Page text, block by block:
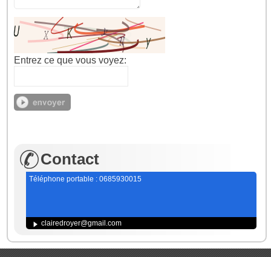
Entrez ce que vous voyez:
Contact
Téléphone portable : 0685930015
clairedroyer@gmail.com